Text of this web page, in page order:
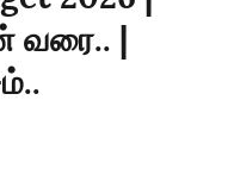
வரை.. |